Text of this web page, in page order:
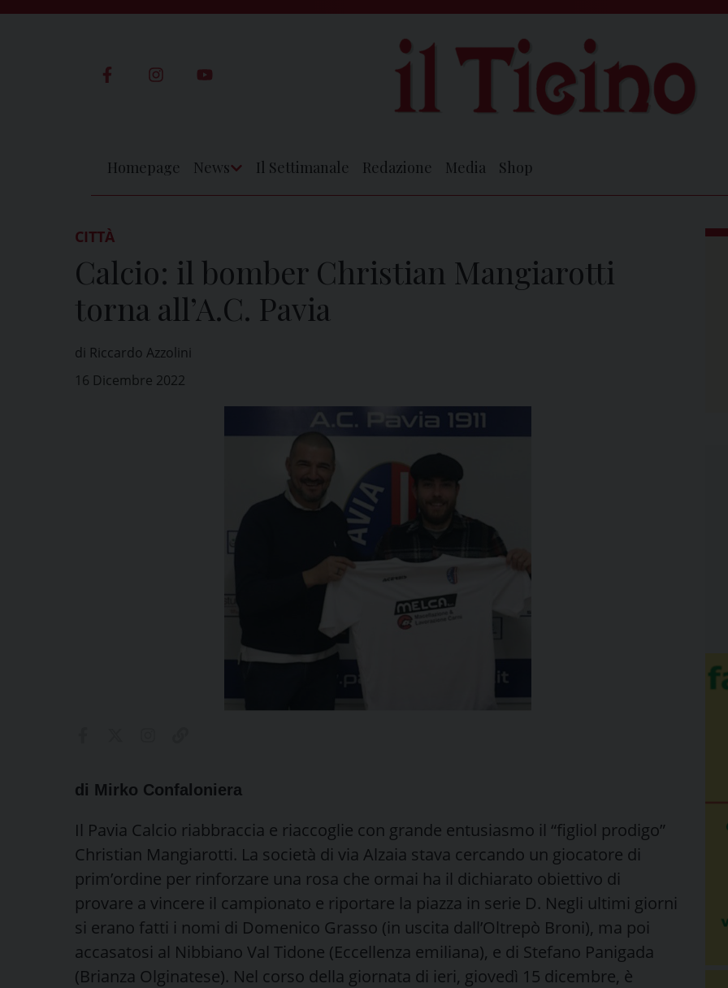
Homepage News Il Settimanale Redazione Media Shop
CITTÀ
Calcio: il bomber Christian Mangiarotti
torna all’A.C. Pavia
di Riccardo Azzolini
16 Dicembre 2022
di Mirko Confaloniera
Il Pavia Calcio riabbraccia e riaccoglie con grande entusiasmo il “figliol prodigo”
Christian Mangiarotti. La società di via Alzaia stava cercando un giocatore di
prim’ordine per rinforzare una rosa che ormai ha il dichiarato obiettivo di
provare a vincere il campionato e riportare la piazza in serie D. Negli ultimi giorni
si erano fatti i nomi di Domenico Grasso (in uscita dall’Oltrepò Broni), ma poi
accasatosi al Nibbiano Val Tidone (Eccellenza emiliana), e di Stefano Panigada
(Brianza Olginatese). Nel corso della giornata di ieri, giovedì 15 dicembre, è